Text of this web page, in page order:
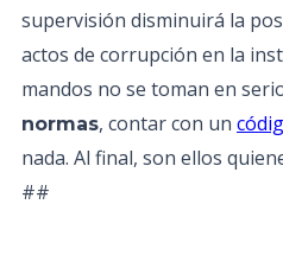
supervisión disminuirá la
actos de corrupción en la
mandos no se toman en
normas, contar con un
nada. Al final, son ellos
##